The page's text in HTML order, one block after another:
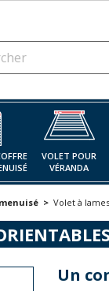
VOLET POUR
VÉRANDA
Volet à
Un